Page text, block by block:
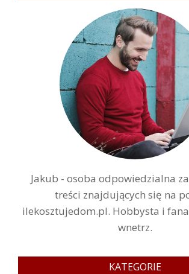
Jakub - osoba odpowiedzialna
treści znajdujących się na
ilekosztujedom.pl. Hobbysta i
wnetrz.
KATEGORIE